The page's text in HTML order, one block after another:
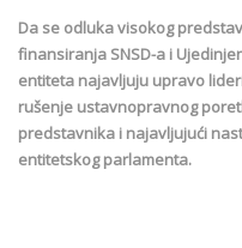
Da se odluka visokog
finansiranja SNSD-a i
entiteta najavljuju upravo
rušenje ustavnopravnog
predstavnika i najavljujući
entitetskog parlamenta.